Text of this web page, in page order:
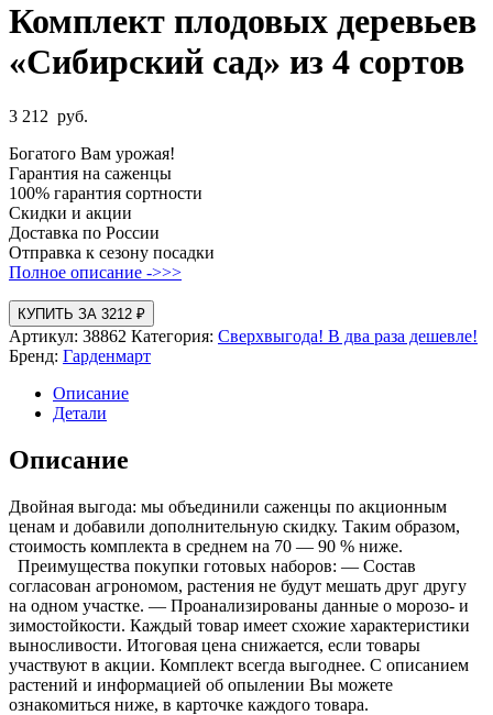
Комплект плодовых деревьев
«Сибирский сад» из 4 сортов
3 212 руб.
Богатого Вам урожая!
Гарантия на саженцы
100% гарантия сортности
Скидки и акции
Доставка по России
Отправка к сезону посадки
Полное описание ->>>
КУПИТЬ ЗА 3212 ₽
Артикул: 38862 Категория: Сверхвыгода! В два раза дешевле!
Бренд: Гарденмарт
Описание
Детали
Описание
Двойная выгода: мы объединили саженцы по акционным
ценам и добавили дополнительную скидку. Таким образом,
стоимость комплекта в среднем на 70 — 90 % ниже.
Преимущества покупки готовых наборов: — Состав
согласован агрономом, растения не будут мешать друг другу
на одном участке. — Проанализированы данные о морозо- и
зимостойкости. Каждый товар имеет схожие характеристики
выносливости. Итоговая цена снижается, если товары
участвуют в акции. Комплект всегда выгоднее. С описанием
растений и информацией об опылении Вы можете
ознакомиться ниже, в карточке каждого товара.